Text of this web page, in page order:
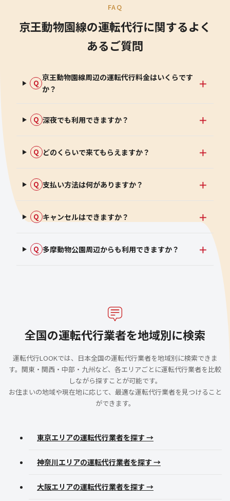
FAQ
京王動物園線の運転代行に関するよく
あるご質問
Q
京王動物園線周辺の運転代行料金はいくらです
か？
Q 深夜でも利用できますか？
Q どのくらいで来てもらえますか？
Q 支払い方法は何がありますか？
Q キャンセルはできますか？
Q 多摩動物公園周辺からも利用できますか？
全国の運転代行業者を地域別に検索
運転代行LOOKでは、日本全国の運転代行業者を地域別に検索できま
す。関東・関西・中部・九州など、各エリアごとに運転代行業者を比較
しながら探すことが可能です。
お住まいの地域や現在地に応じて、最適な運転代行業者を見つけること
ができます。
東京エリアの運転代行業者を探す →
神奈川エリアの運転代行業者を探す →
大阪エリアの運転代行業者を探す →